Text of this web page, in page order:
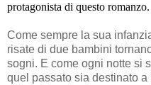
protagonista di questo romanzo.
Come sempre la sua
risate di due bambini
sogni. E come ogni notte si
quel passato sia destinato